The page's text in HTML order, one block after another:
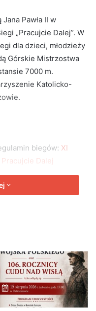
Pawła II w
„Pracujcie Dalej”. W
dla dzieci, młodzieży
Górskie Mistrzostwa
7000 m.
Katolicko-
biegów: XI
Pracujcie Dalej